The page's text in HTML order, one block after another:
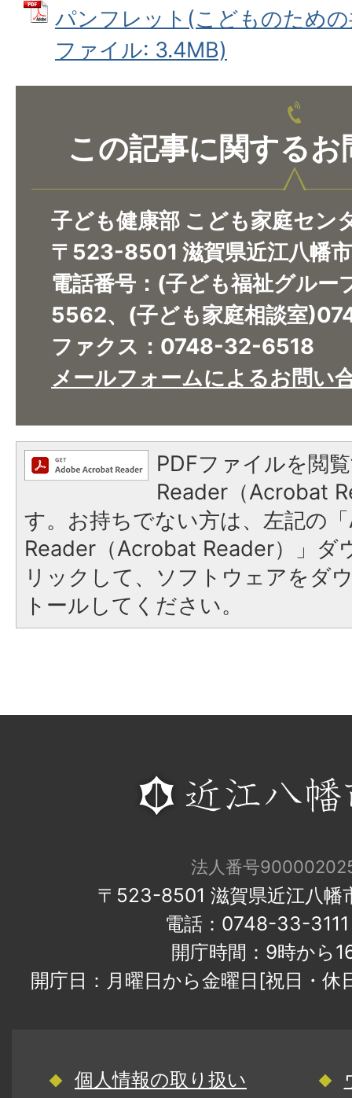
パンフレット(こどものため
ファイル: 3.4MB)
この記事に関するお
子ども健康部 こども家庭セン
〒523-8501 滋賀県近江八幡
電話番号：(子ども福祉グル
5562、(子ども家庭相談室
ファクス：0748-32-6518​​​​​​​
メールフォームによるお問い
PDFファイルを閲
Reader（Acrobat
す。お持ちでない方は、左記の
Reader（Acrobat Reader）」ダ
リックして、ソフトウェアをダ
トールしてください。
法人番号
〒523-8501 滋賀県近江八幡
電話：0748-33-
開庁時間：9時から
開庁日：月曜日から金曜日[祝日・
個人情報の取り扱い